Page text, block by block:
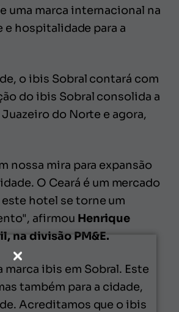
uma marca internacional na
e hospitalidade para a
o ibis Sobral contará com
do ibis Sobral consolida a
do Norte e agora,
nossa mira para expansão
O Ceará é um mercado
hotel se torne um
afirmou Henrique
na divisão PM&E.
ibis em Sobral. Este
também para a cidade,
Acreditamos que o ibis